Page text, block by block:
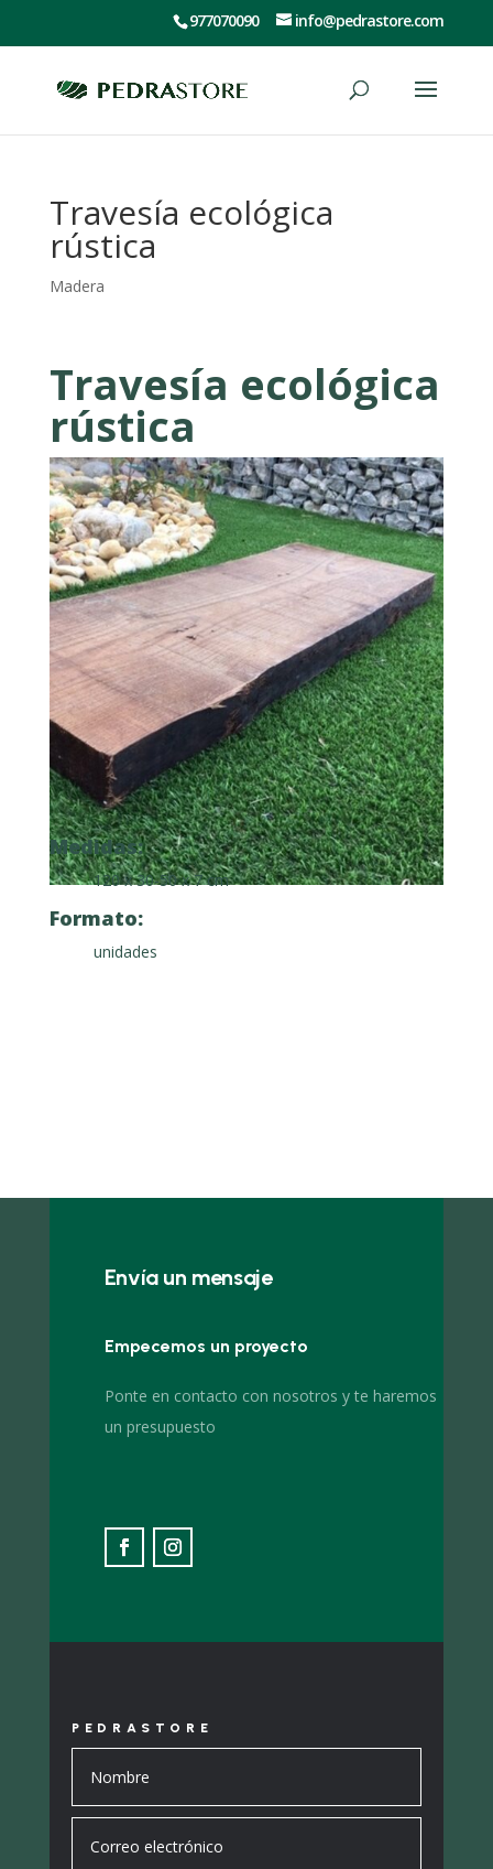
977070090 info@pedrastore.com
Travesía ecológica
rústica
Madera
Travesía ecológica
rústica
Medidas:
120 x 30-50 x 7 cm
Formato:
unidades
Envía un mensaje
Empecemos un proyecto
Ponte en contacto con nosotros y te haremos
un presupuesto
PEDRASTORE